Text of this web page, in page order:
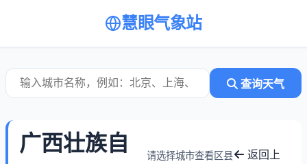
慧眼气象站
查询天气
广西壮族自
请选择城市查看区县
返回上